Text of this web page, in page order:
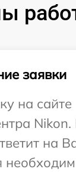
заявки
на сайте
на